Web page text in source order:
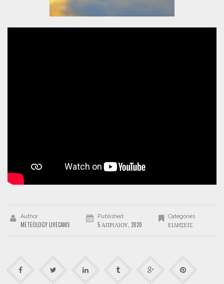
Author
METEOLOGY LIVECAMS
Published
5 ΑΠΡΙΛΊΟΥ, 2020
Categories
ΕΙΔΉΣΕΙΣ